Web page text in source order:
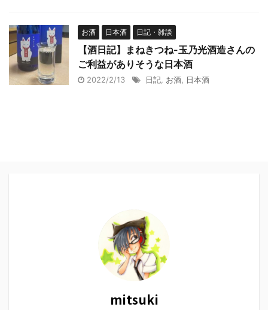
お酒 日本酒 日記・雑談
【酒日記】まねきつね-玉乃光酒造さんの
ご利益がありそうな日本酒
2022/2/13 日記 お酒 日本酒
mitsuki